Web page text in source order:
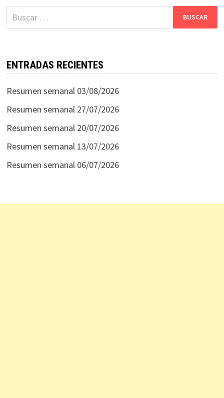
Buscar:
ENTRADAS RECIENTES
Resumen semanal 03/08/2026
Resumen semanal 27/07/2026
Resumen semanal 20/07/2026
Resumen semanal 13/07/2026
Resumen semanal 06/07/2026